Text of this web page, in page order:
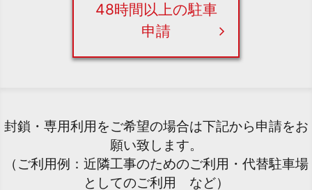
48時間以上の駐車
申請
封鎖・専用利用をご希望の場合は下記から申請をお
願い致します。
（ご利用例：近隣工事のためのご利用・代替駐車場
としてのご利用 など）